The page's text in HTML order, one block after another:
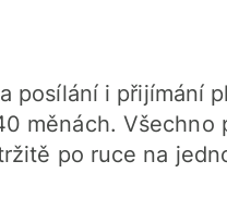
posílání i přijímání
měnách. Všechno
po ruce na